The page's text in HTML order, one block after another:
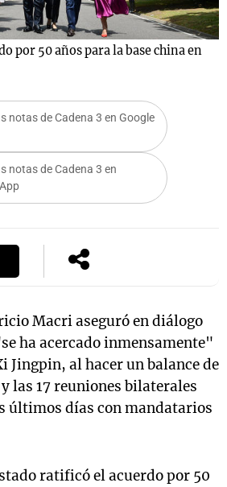
por 50 años para la base china en
notas de Cadena 3 en Google
notas de Cadena 3 en
Macri aseguró en diálogo
ha acercado inmensamente"
Jingpin, al hacer un balance de
las 17 reuniones bilaterales
últimos días con mandatarios
ratificó el acuerdo por 50
2026
Notas
Cadena 3